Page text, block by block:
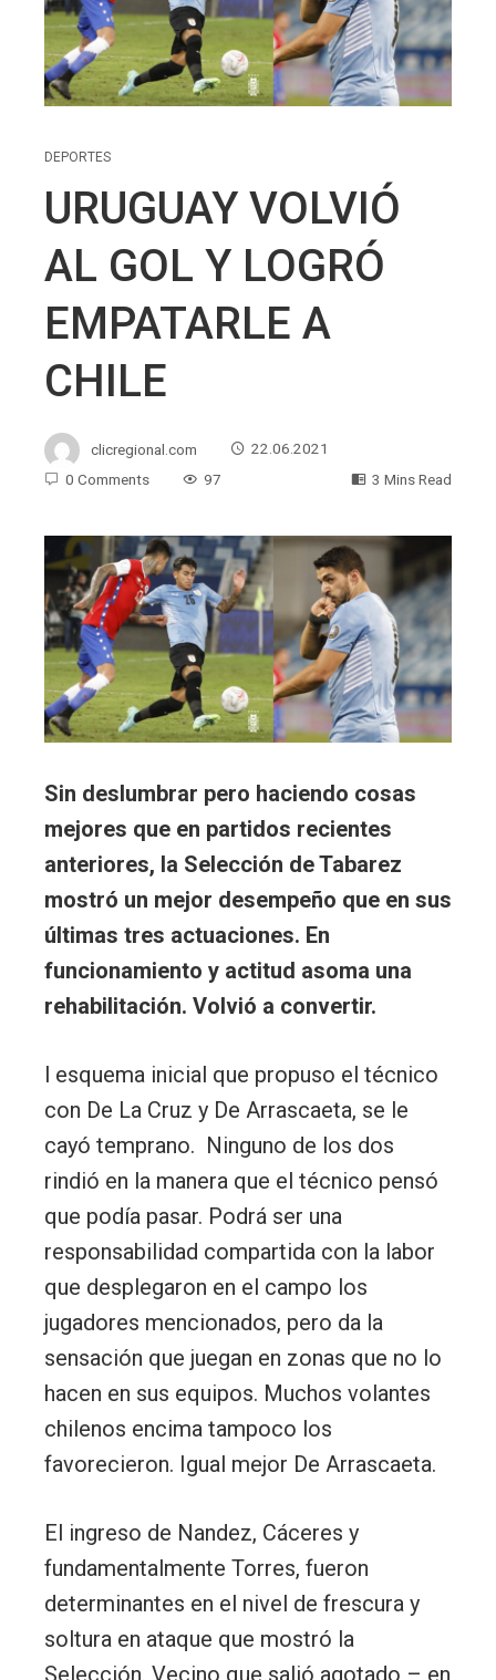
DEPORTES
URUGUAY VOLVIÓ
AL GOL Y LOGRÓ
EMPATARLE A
CHILE
clicregional.com
22.06.2021
0 Comments
97 3 Mins Read
Sin deslumbrar pero haciendo cosas
mejores que en partidos recientes
anteriores, la Selección de Tabarez
mostró un mejor desempeño que en sus
últimas tres actuaciones. En
funcionamiento y actitud asoma una
rehabilitación. Volvió a convertir.
l esquema inicial que propuso el técnico
con De La Cruz y De Arrascaeta, se le
cayó temprano. Ninguno de los dos
rindió en la manera que el técnico pensó
que podía pasar. Podrá ser una
responsabilidad compartida con la labor
que desplegaron en el campo los
jugadores mencionados, pero da la
sensación que juegan en zonas que no lo
hacen en sus equipos. Muchos volantes
chilenos encima tampoco los
favorecieron. Igual mejor De Arrascaeta.
El ingreso de Nandez, Cáceres y
fundamentalmente Torres, fueron
determinantes en el nivel de frescura y
soltura en ataque que mostró la
Selección. Vecino que salió agotado – en